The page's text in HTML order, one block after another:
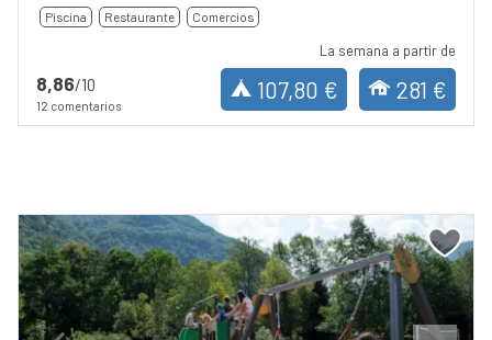
Piscina Restaurante Comercios
8,86/10
12 comentarios
La semana a partir de
107,80 € 281 €